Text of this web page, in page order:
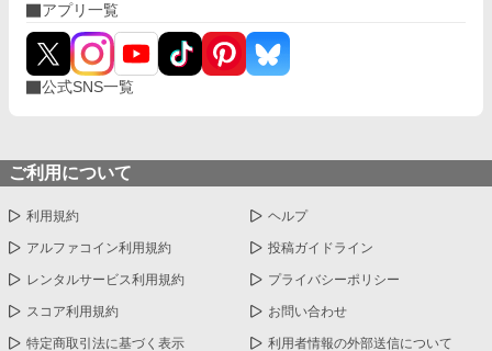
アプリ一覧
公式SNS一覧
ご利用について
利用規約 ヘルプ
アルファコイン利用規約 投稿ガイドライン
レンタルサービス利用規約 プライバシーポリシー
スコア利用規約 お問い合わせ
特定商取引法に基づく表示 利用者情報の外部送信について